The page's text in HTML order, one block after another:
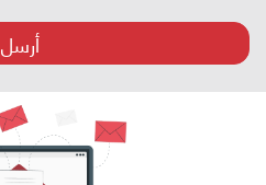
أرسل